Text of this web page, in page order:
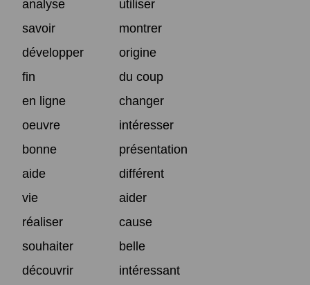
analyse
utiliser
savoir
montrer
développer
origine
fin
du coup
en ligne
changer
oeuvre
intéresser
bonne
présentation
aide
différent
vie
aider
réaliser
cause
souhaiter
belle
découvrir
intéressant